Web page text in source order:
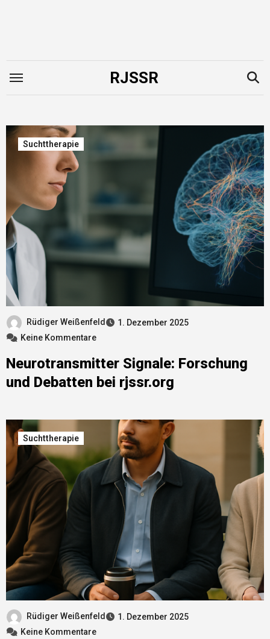
RJSSR
Suchttherapie
Rüdiger Weißenfeld
1. Dezember 2025
Keine Kommentare
Neurotransmitter Signale: Forschung
und Debatten bei rjssr.org
Suchttherapie
Rüdiger Weißenfeld
1. Dezember 2025
Keine Kommentare